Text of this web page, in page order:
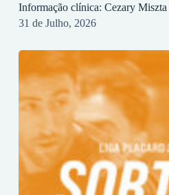
Informação clínica: Cezary Miszta
31 de Julho, 2026